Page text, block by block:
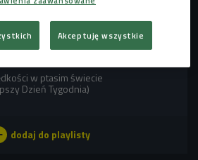
w ptasim świecie
Dzień Tygodnia)
Akceptuję wszystkie